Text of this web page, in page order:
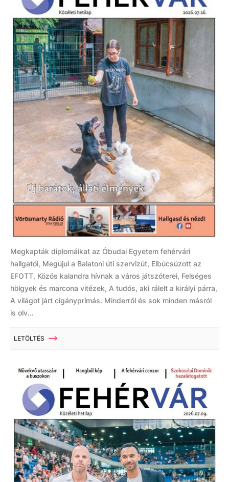
Megkapták diplomáikat az Óbudai Egyetem fehérvári
hallgatói, Megújul a Balatoni úti szervizút, Elbúcsúzott az
EFOTT, Közös kalandra hívnak a város játszóterei, Felséges
hölgyek és marcona vitézek, A tudós, aki rálelt a királyi párra,
A világot járt cigányprímás. Minderről és sok minden másról
is olv...
LETÖLTÉS